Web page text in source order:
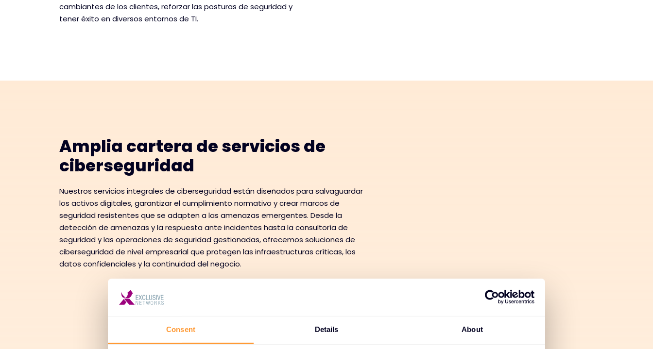
Consent Details About
cambiantes de los clientes, reforzar las posturas de seguridad y
tener éxito en diversos entornos de TI.
Amplia cartera de servicios de
ciberseguridad
Nuestros servicios integrales de ciberseguridad están diseñados para salvaguardar
los activos digitales, garantizar el cumplimiento normativo y crear marcos de
seguridad resistentes que se adapten a las amenazas emergentes. Desde la
detección de amenazas y la respuesta ante incidentes hasta la consultoría de
seguridad y las operaciones de seguridad gestionadas, ofrecemos soluciones de
ciberseguridad de nivel empresarial que protegen las infraestructuras críticas, los
datos confidenciales y la continuidad del negocio.
Diseño y validación de soluciones Habilitación de transacciones